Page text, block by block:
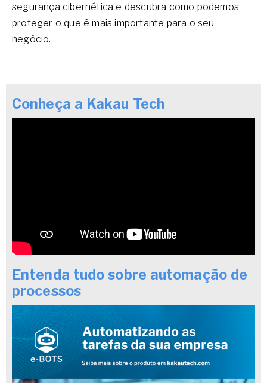
segurança cibernética e descubra como podemos
proteger o que é mais importante para o seu
negócio.
Conheça a Kakau Tech
Entenda tudo sobre automação de
processos